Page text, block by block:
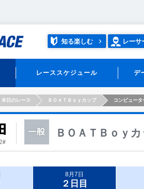
知る楽しむ レーサ
レーススケジュール デ
本日のレース ＢＯＡＴＢｏｙカップ コンピュータ
ＢＯＡＴＢｏｙ
8月7日
２日目